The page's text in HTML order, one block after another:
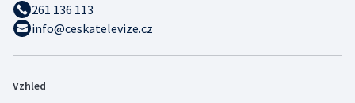
261 136 113
info@ceskatelevize.cz
Vzhled